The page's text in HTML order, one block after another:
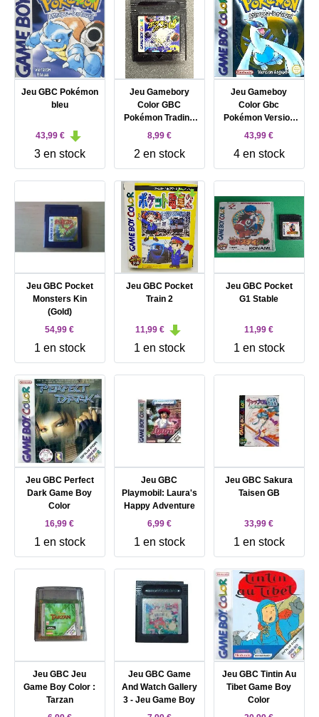
Jeu GBC Pokémon
bleu
43,99 €
3 en stock
Jeu Gamebory
Color GBC
Pokémon Trading
Card Pocket
J ( import japonais
)
8,99 €
2 en stock
Jeu Gameboy
Color Gbc
Pokémon Version
Argent
43,99 €
4 en stock
Jeu GBC Pocket
Monsters Kin
(Gold)
54,99 €
1 en stock
Jeu GBC Pocket
Train 2
11,99 €
1 en stock
Jeu GBC Pocket
G1 Stable
11,99 €
1 en stock
Jeu GBC Perfect
Dark Game Boy
Color
16,99 €
1 en stock
Jeu GBC
Playmobil: Laura's
Happy Adventure
6,99 €
1 en stock
Jeu GBC Sakura
Taisen GB
33,99 €
1 en stock
Jeu GBC Jeu
Game Boy Color :
Tarzan
Jeu GBC Game
And Watch Gallery
3 - Jeu Game Boy
Jeu GBC Tintin Au
Tibet Game Boy
Color